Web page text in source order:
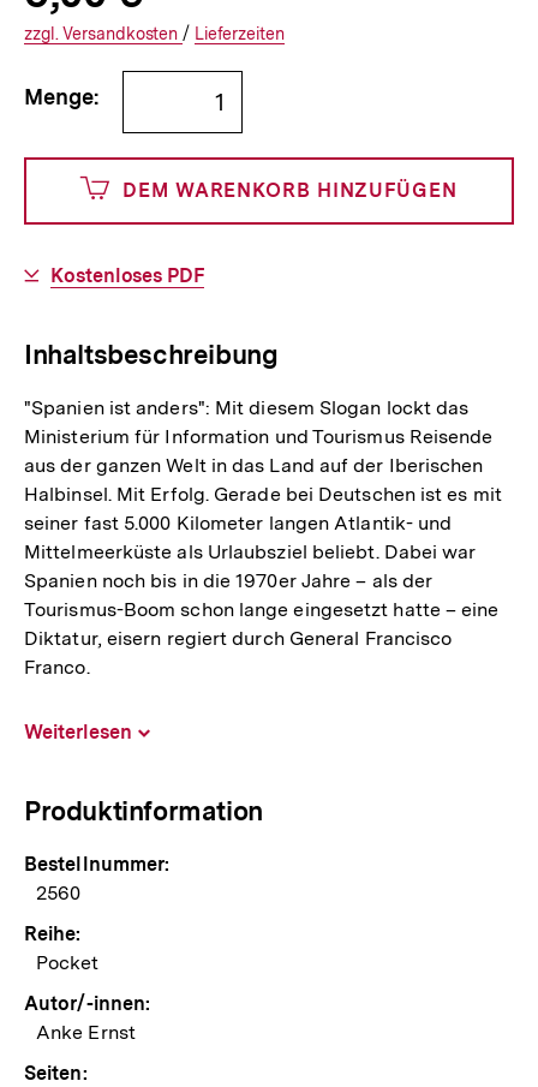
€
und
500
Cents
Versandkosten
Interner
Informationen
den
zzgl. zuzüglichen
Versandkosten/ Interner
Informationen
Lieferzeiten
Bestellmenge
angeben
Menge:
DEM WARENKORB HINZUFÜGEN
Download-
Kostenloses PDF
Inhaltsbeschreibung
"Spanien ist anders": Mit diesem Slogan lockt das
Ministerium für Information und Tourismus Reisende
aus der ganzen Welt in das Land auf der Iberischen
Halbinsel. Mit Erfolg. Gerade bei Deutschen ist es mit
seiner fast 5.000 Kilometer langen Atlantik- und
Mittelmeerküste als Urlaubsziel beliebt. Dabei war
Spanien noch bis in die 1970er Jahre – als der
Tourismus-Boom schon lange eingesetzt hatte – eine
Diktatur, eisern regiert durch General Francisco
Franco.
Weiterlesen
Produktinformation
Bestellnummer:
2560
Reihe:
Pocket
Autor/-innen:
Anke Ernst
Seiten: